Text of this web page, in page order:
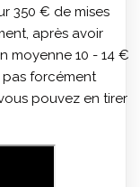
350 € de mises
après avoir
moyenne 10 - 14 €
pas forcément
pouvez en tirer